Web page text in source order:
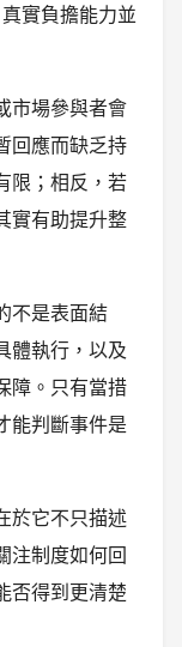
實負擔能力並
市場參與者會
回應而缺乏持
限；相反，若
實有助提升整
不是表面結
體執行，以及
障。只有當措
能判斷事件是
於它不只描述
注制度如何回
否得到更清楚